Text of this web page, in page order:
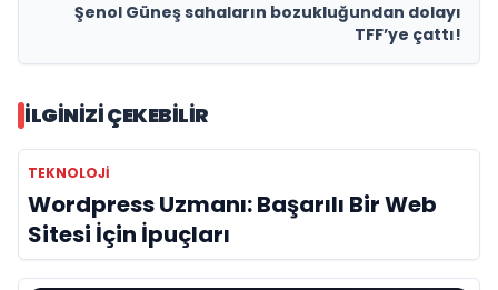
Şenol Güneş sahaların bozukluğundan dolayı
TFF’ye çattı!
İLGINIZI ÇEKEBILIR
TEKNOLOJI
Wordpress Uzmanı: Başarılı Bir Web
Sitesi İçin İpuçları